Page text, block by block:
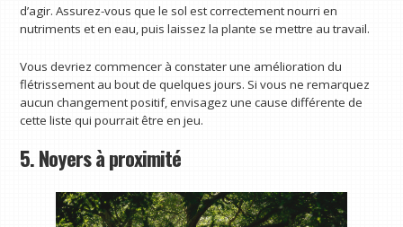
d’agir. Assurez-vous que le sol est correctement nourri en
nutriments et en eau, puis laissez la plante se mettre au travail.
Vous devriez commencer à constater une amélioration du
flétrissement au bout de quelques jours. Si vous ne remarquez
aucun changement positif, envisagez une cause différente de
cette liste qui pourrait être en jeu.
5. Noyers à proximité